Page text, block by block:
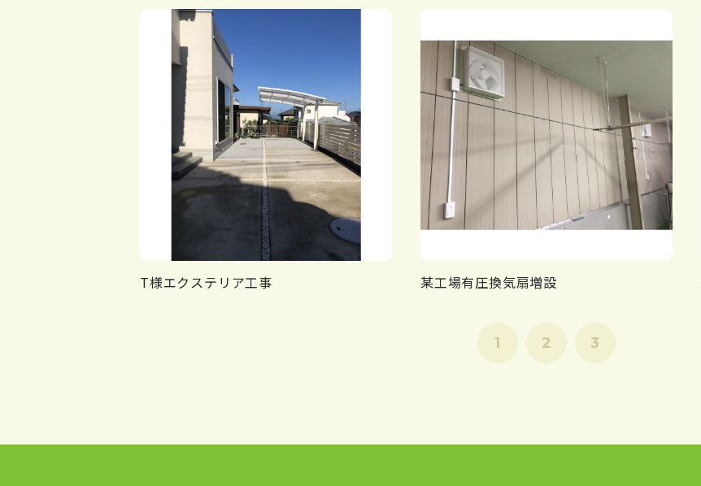
T様エクステリア工事 某工場有圧換気扇増設
1 2 3